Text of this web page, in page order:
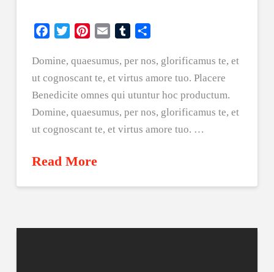
Facebook
Twitter PinterestEmail Tumblr
Domine, quaesumus, per nos, glorificamus te, et
ut cognoscant te, et virtus amore tuo. Placere
Benedicite omnes qui utuntur hoc productum.
Domine, quaesumus, per nos, glorificamus te, et
ut cognoscant te, et virtus amore tuo. …
Read More